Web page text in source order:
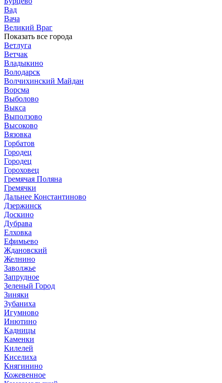
Вад
Вача
Великий Враг
Показать все города
Ветлуга
Ветчак
Владыкино
Володарск
Волчихинский Майдан
Ворсма
Выболово
Выкса
Выползово
Высоково
Вязовка
Горбатов
Городец
Городец
Гороховец
Гремячая Поляна
Гремячки
Дальнее Константиново
Дзержинск
Доскино
Дубрава
Елховка
Ефимьево
Ждановский
Желнино
Заволжье
Запрудное
Зеленый Город
Зиняки
Зубаниха
Игумново
Инютино
Кадницы
Каменки
Килелей
Киселиха
Княгинино
Кожевенное